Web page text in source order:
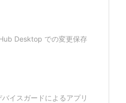
Desktop での変更保存
バイスガードによるアプリ